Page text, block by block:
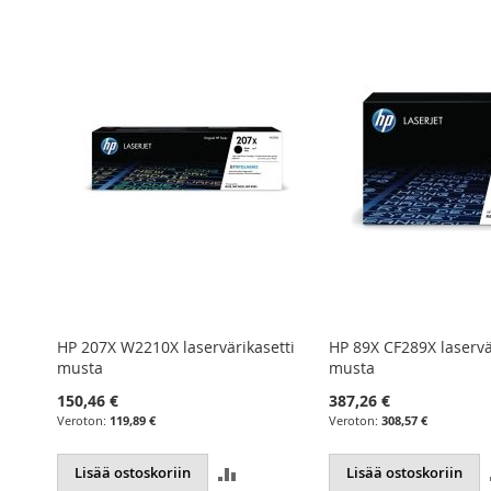
HP 207X W2210X laservärikasetti
musta
150,46 €
119,89 €
Lisää ostoskoriin
HP 89X CF289X
musta
387,26 €
308,57 €
Lisää ostoskoriin